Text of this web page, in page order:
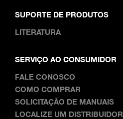
SUPORTE DE PRODUTOS
LITERATURA
SERVIÇO AO CONSUMIDOR
FALE CONOSCO
COMO COMPRAR
SOLICITAÇÃO DE MANUAIS
LOCALIZE UM DISTRIBUIDOR